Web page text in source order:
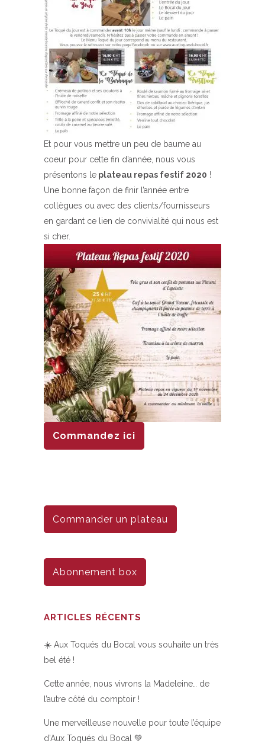
Et pour vous mettre un peu de baume au
coeur pour cette fin d’année, nous vous
présentons le plateau repas festif 2020 !
Une bonne façon de finir l’année entre
collègues ou avec des clients/fournisseurs
en gardant ce lien de convivialité qui nous est
si cher.
Commandez ici
Commander un plateau
Abonnement box
ARTICLES RÉCENTS
☀️ Aux Toqués du Bocal vous souhaite un très
bel été !
Cette année, nous vivrons la Madeleine… de
l’autre côté du comptoir !
Une merveilleuse nouvelle pour toute l’équipe
d’Aux Toqués du Bocal 💚